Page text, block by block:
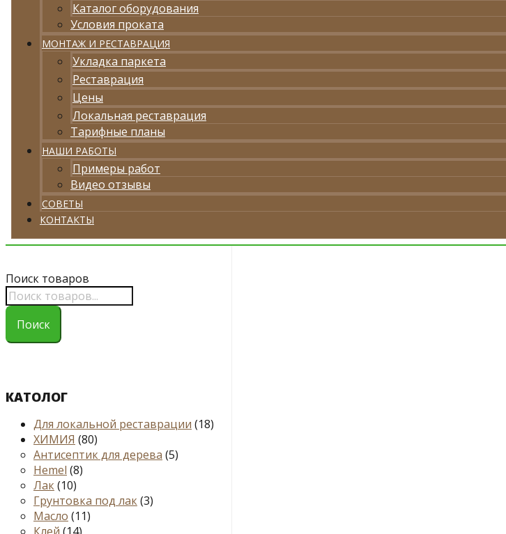
Каталог оборудования
Условия проката
МОНТАЖ И РЕСТАВРАЦИЯ
Укладка паркета
Реставрация
Цены
Локальная реставрация
Тарифные планы
НАШИ РАБОТЫ
Примеры работ
Видео отзывы
СОВЕТЫ
КОНТАКТЫ
Поиск товаров
Поиск
КАТОЛОГ
Для локальной реставрации (18)
ХИМИЯ (80)
Антисептик для дерева (5)
Hemel (8)
Лак(10)
Грунтовка под лак(3)
Масло (11)